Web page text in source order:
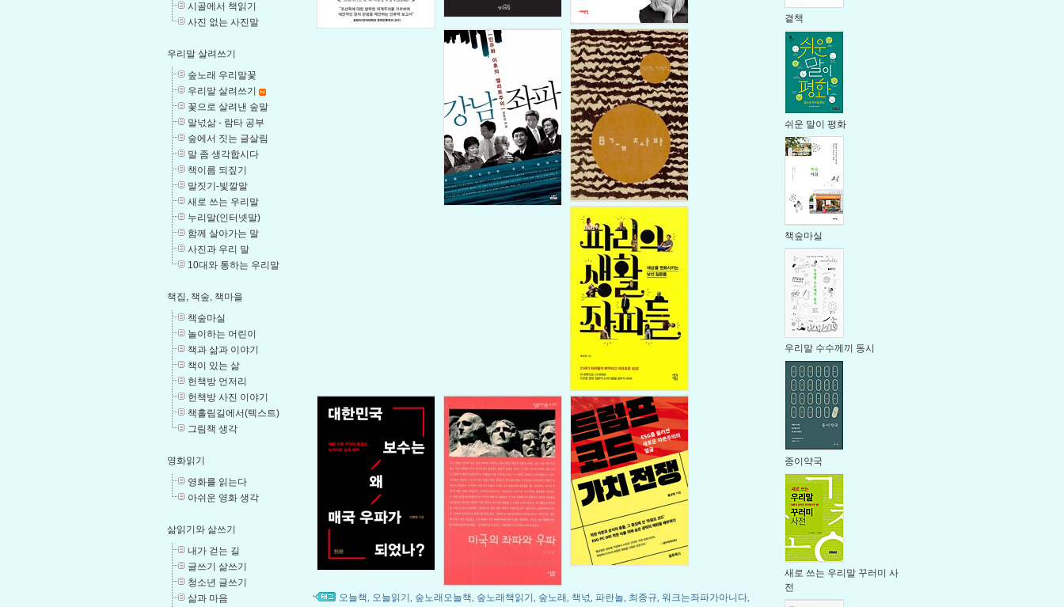
시골에서 책읽기
사진 없는 사진말
우리말 살려쓰기
숲노래 우리말꽃
우리말 살려쓰기
꽃으로 살려낸 숲말
말넋삶 - 람타 공부
숲에서 짓는 글살림
말 좀 생각합시다
책이름 되짚기
말짓기-빛깔말
새로 쓰는 우리말
누리말(인터넷말)
함께 살아가는 말
사진과 우리 말
10대와 통하는 우리말
책집, 책숲, 책마을
책숲마실
놀이하는 어린이
책과 삶과 이야기
책이 있는 삶
헌책방 언저리
헌책방 사진 이야기
책홀림길에서(텍스트)
그림책 생각
영화읽기
영화를 읽는다
아쉬운 영화 생각
삶읽기와 삶쓰기
내가 걷는 길
글쓰기 삶쓰기
청소년 글쓰기
삶과 마음
오늘책, 오늘읽기 , 숲노래오늘책, 숲노래책읽기 , 숲노래, 책넋, 파란놀, 최종규, 워크는좌파가아니다,
곁책
쉬운 말이 평화
책숲마실
우리말 수수께끼 동시
종이약국
새로 쓰는 우리말 꾸러미 사
전